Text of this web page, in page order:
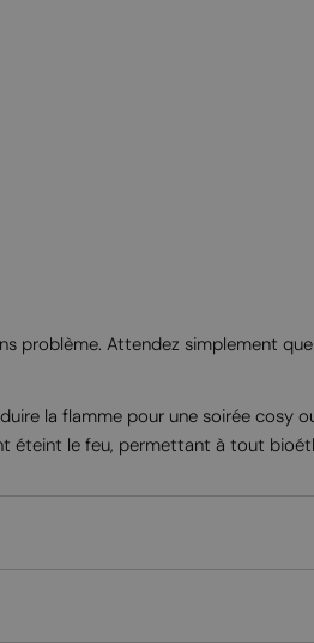
problème. Attendez simplement
la flamme pour une soirée
éteint le feu, permettant à tout